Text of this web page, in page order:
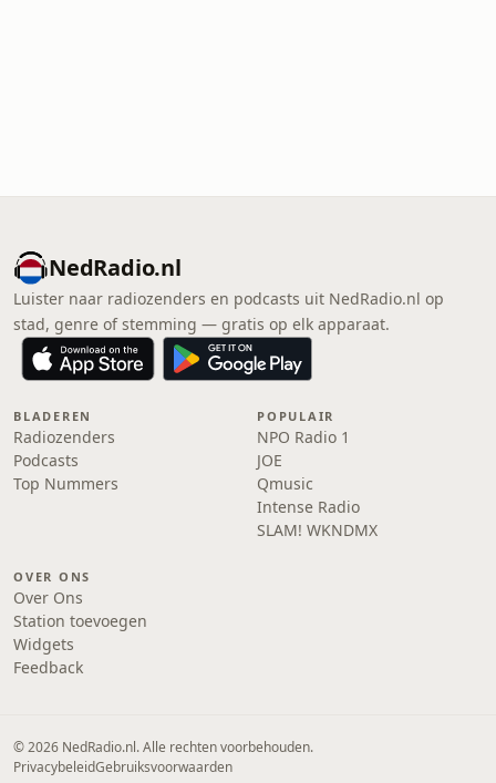
NedRadio.nl
Luister naar radiozenders en podcasts uit NedRadio.nl op
stad, genre of stemming — gratis op elk apparaat.
BLADEREN
Radiozenders
Podcasts
Top Nummers
POPULAIR
NPO Radio 1
JOE
Qmusic
Intense Radio
SLAM! WKNDMX
OVER ONS
Over Ons
Station toevoegen
Widgets
Feedback
© 2026 NedRadio.nl. Alle rechten voorbehouden.
PrivacybeleidGebruiksvoorwaarden